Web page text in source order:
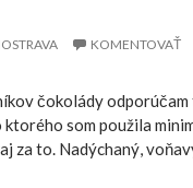
KOMENTOVAŤ
čokolády
ktorého som použila
za to. Nadýchaný,